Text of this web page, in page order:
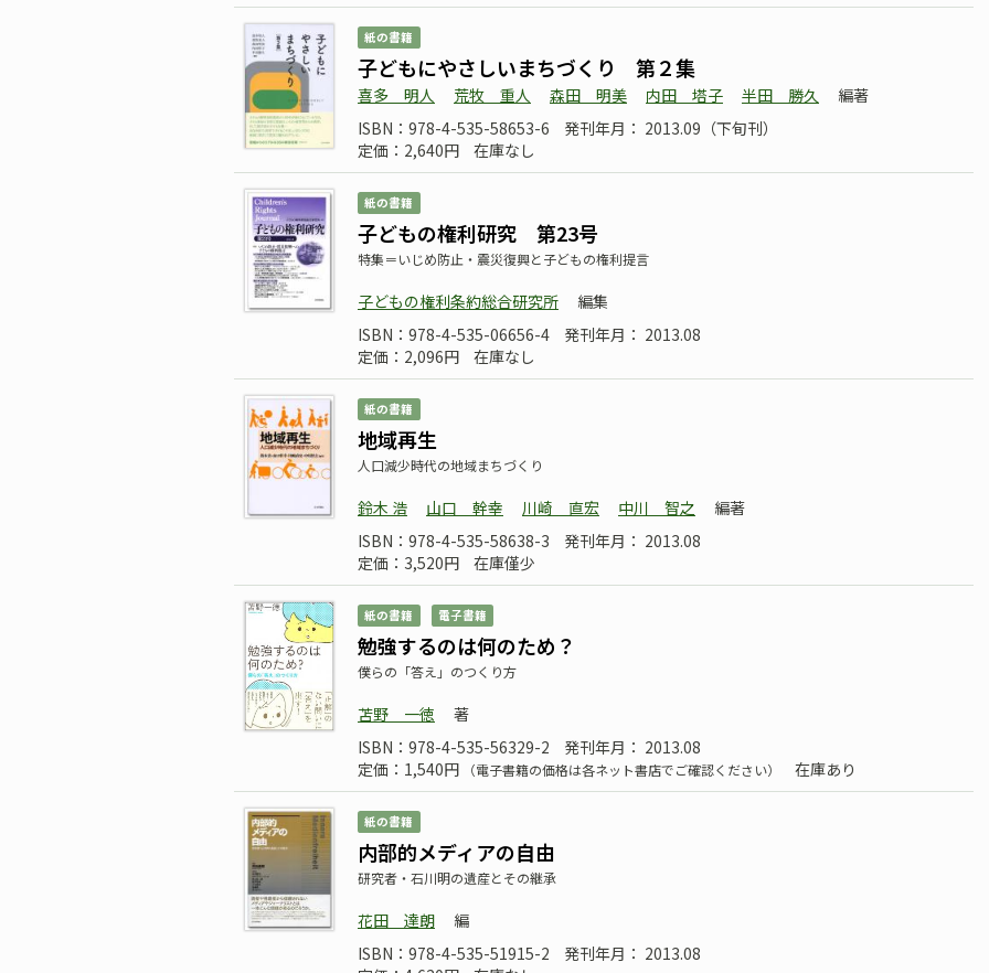
紙の書籍
子どもにやさしいまちづくり 第２集
喜多 明人 荒牧 重人 森田 明美 内田 塔子 半田 勝久
編著
ISBN：978-4-535-58653-6
発刊年月： 2013.09（下旬刊）
定価：2,640円
在庫なし
紙の書籍
子どもの権利研究 第23号
特集＝いじめ防止・震災復興と子どもの権利提言
子どもの権利条約総合研究所
編集
ISBN：978-4-535-06656-4
発刊年月： 2013.08
定価：2,096円
在庫なし
紙の書籍
地域再生
人口減少時代の地域まちづくり
鈴木 浩 山口 幹幸 川崎 直宏 中川 智之
編著
ISBN：978-4-535-58638-3
発刊年月： 2013.08
定価：3,520円
在庫僅少
紙の書籍 電子書籍
勉強するのは何のため？
僕らの「答え」のつくり方
苫野 一徳
著
ISBN：978-4-535-56329-2
発刊年月： 2013.08
定価：1,540円
（電子書籍の価格は各ネット書店でご確認ください） 在庫あり
紙の書籍
内部的メディアの自由
研究者・石川明の遺産とその継承
花田 達朗
編
ISBN：978-4-535-51915-2
発刊年月： 2013.08